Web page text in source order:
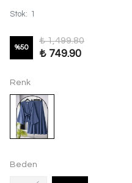
Stok: 1
%50
₺ 1,499.80
₺ 749.90
Renk
Beden